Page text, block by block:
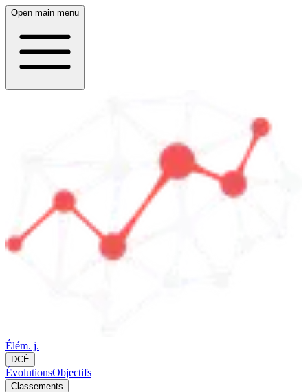
Open main menu
Élém. j.
DCÉ
ÉvolutionsObjectifs
Classements